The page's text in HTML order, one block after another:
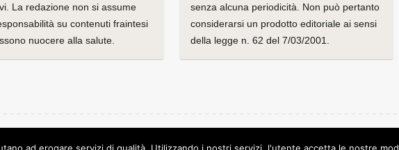
La redazione non si assume
su contenuti fraintesi
nuocere alla salute.
senza alcuna periodicità. Non può pertanto
considerarsi un prodotto editoriale ai sensi
della legge n. 62 del 7/03/2001.